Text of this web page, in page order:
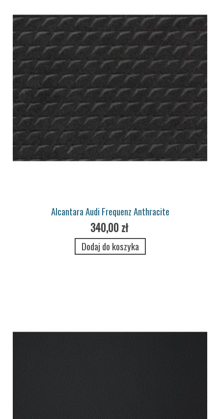
Alcantara Audi Frequenz Anthracite
340,00 zł
Dodaj do koszyka